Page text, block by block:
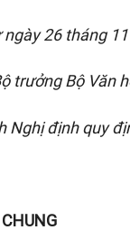
26 tháng
trưởng Bộ Văn
Nghị định quy